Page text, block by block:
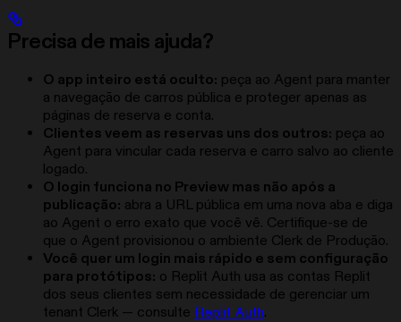
Precisa de mais ajuda?
O app inteiro está oculto: peça ao Agent para manter
a navegação de carros pública e proteger apenas as
páginas de reserva e conta.
Clientes veem as reservas uns dos outros: peça ao
Agent para vincular cada reserva e carro salvo ao cliente
logado.
O login funciona no Preview mas não após a
publicação: abra a URL pública em uma nova aba e diga
ao Agent o erro exato que você vê. Certifique-se de
que o Agent provisionou o ambiente Clerk de Produção.
Você quer um login mais rápido e sem configuração
para protótipos: o Replit Auth usa as contas Replit
dos seus clientes sem necessidade de gerenciar um
tenant Clerk — consulte Replit Auth.